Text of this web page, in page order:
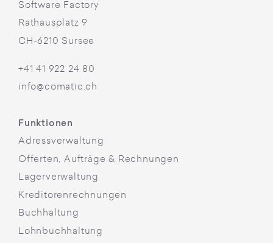
Software Factory
Rathausplatz 9
CH-6210 Sursee
+41 41 922 24 80
info@comatic.ch
Funktionen
Adressverwaltung
Offerten, Aufträge & Rechnungen
Lagerverwaltung
Kreditorenrechnungen
Buchhaltung
Lohnbuchhaltung